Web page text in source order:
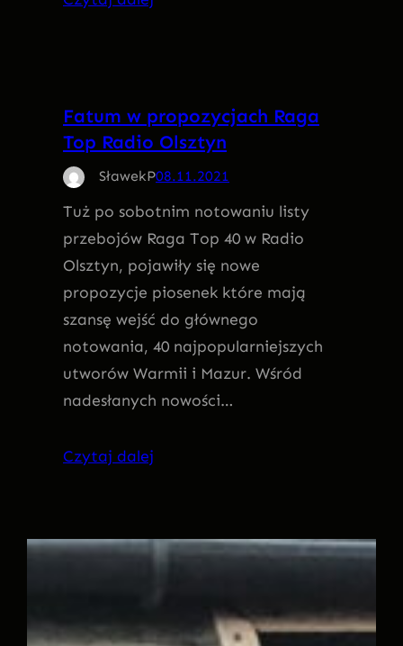
Fatum w propozycjach Raga
Top Radio Olsztyn
SławekP08.11.2021
Tuż po sobotnim notowaniu listy
przebojów Raga Top 40 w Radio
Olsztyn, pojawiły się nowe
propozycje piosenek które mają
szansę wejść do głównego
notowania, 40 najpopularniejszych
utworów Warmii i Mazur. Wśród
nadesłanych nowości…
Czytaj dalej